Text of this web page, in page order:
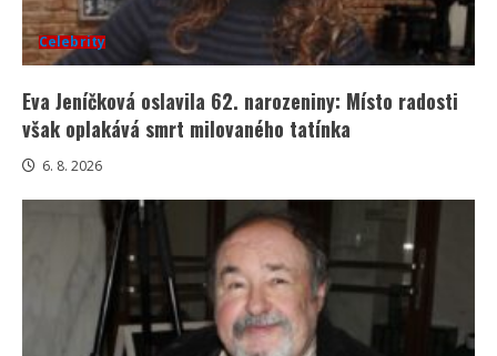
Celebrity
Eva Jeníčková oslavila 62. narozeniny: Místo radosti
však oplakává smrt milovaného tatínka
6. 8. 2026